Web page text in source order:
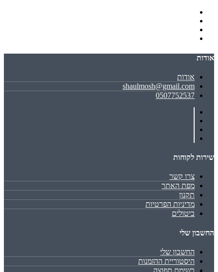
אודות
אודות
shaulmosh@gmail.com
0507752537
שירות לקוחות
צרו קשר
מפת האתר
תקנון
מדיניות הפרטיות
ביטולים
החשבון שלי
החשבון שלי
היסטוריית ההזמנות
רשימת תפוצה